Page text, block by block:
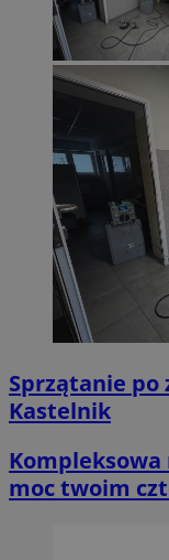
Sprzątanie po
Kastelnik
moc twoim